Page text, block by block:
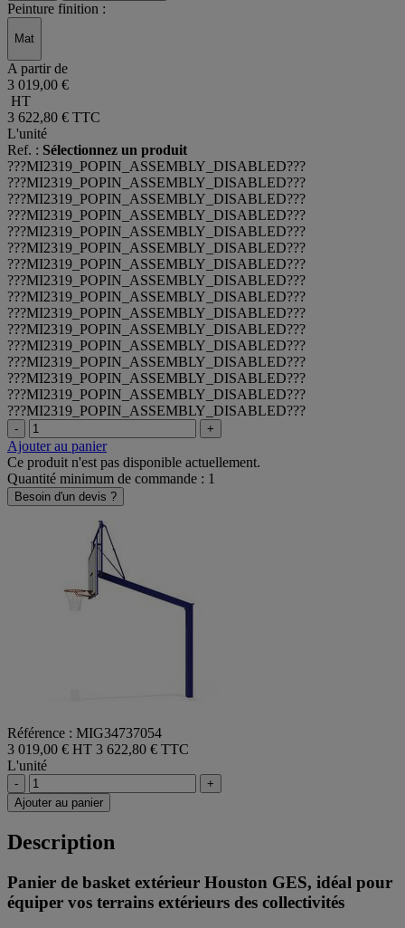
Peinture finition :
Mat
A partir de
3 019,00 €
HT
3 622,80 € TTC
L'unité
Ref. : Sélectionnez un produit
???MI2319_POPIN_ASSEMBLY_DISABLED???
???MI2319_POPIN_ASSEMBLY_DISABLED???
???MI2319_POPIN_ASSEMBLY_DISABLED???
???MI2319_POPIN_ASSEMBLY_DISABLED???
???MI2319_POPIN_ASSEMBLY_DISABLED???
???MI2319_POPIN_ASSEMBLY_DISABLED???
???MI2319_POPIN_ASSEMBLY_DISABLED???
???MI2319_POPIN_ASSEMBLY_DISABLED???
???MI2319_POPIN_ASSEMBLY_DISABLED???
???MI2319_POPIN_ASSEMBLY_DISABLED???
???MI2319_POPIN_ASSEMBLY_DISABLED???
???MI2319_POPIN_ASSEMBLY_DISABLED???
???MI2319_POPIN_ASSEMBLY_DISABLED???
???MI2319_POPIN_ASSEMBLY_DISABLED???
???MI2319_POPIN_ASSEMBLY_DISABLED???
???MI2319_POPIN_ASSEMBLY_DISABLED???
- +
Ajouter au panier
Ce produit n'est pas disponible actuellement.
Quantité minimum de commande : 1
Besoin d'un devis ?
Référence : MIG34737054
3 019,00 € HT 3 622,80 € TTC
L'unité
-
+
Ajouter au panier
Description
Panier de basket extérieur Houston GES, idéal pour
équiper vos terrains extérieurs des collectivités